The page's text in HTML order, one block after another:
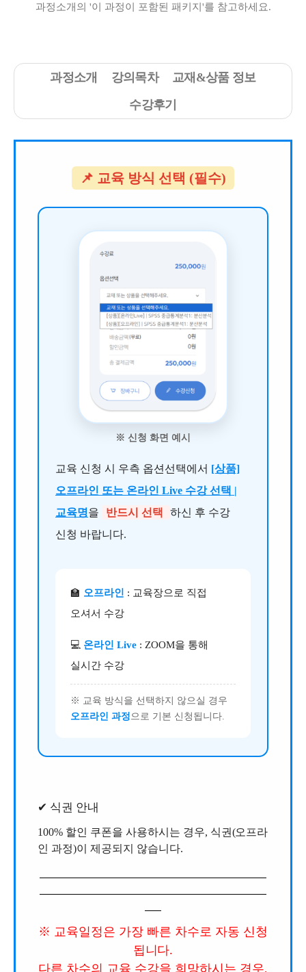
과정소개의 '이 과정이 포함된 패키지'를 참고하세요.
과정소개 강의목차
교재&상품 정보
수강후기
📌 교육 방식 선택 (필수)
※ 신청 화면 예시
교육 신청 시 우측 옵션선택에서 [상품]
오프라인 또는 온라인 Live 수강 선택 |
교육명을 반드시 선택
하신 후 수강
신청 바랍니다.
🏫 오프라인 : 교육장으로 직접
오셔서 수강
💻 온라인 Live : ZOOM을 통해
실시간 수강
※ 교육 방식을 선택하지 않으실 경우
오프라인 과정으로 기본 신청됩니다.
✔ 식권 안내
100% 할인 쿠폰을 사용하시는 경우, 식권(오프라
인 과정)이 제공되지 않습니다.
※ 교육일정은 가장 빠른 차수로 자동 신청
됩니다.
다른 차수의 교육 수강을 희망하시는 경우,